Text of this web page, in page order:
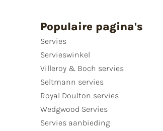
Populaire pagina's
Servies
Servieswinkel
Villeroy & Boch servies
Seltmann servies
Royal Doulton servies
Wedgwood Servies
Servies aanbieding